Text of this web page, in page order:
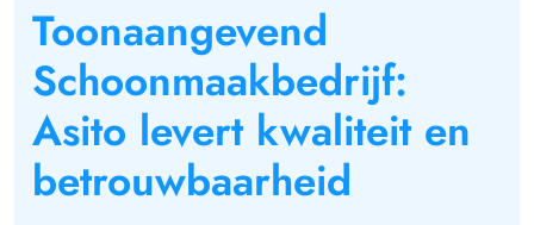
Toonaangevend
Schoonmaakbedrijf:
Asito levert kwaliteit en
betrouwbaarheid